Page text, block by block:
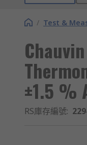
/ Test &
±1.5 %
RS庫存編號: